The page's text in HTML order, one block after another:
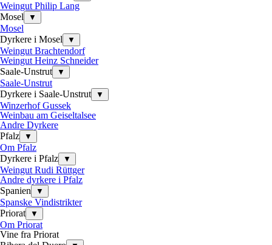
Weingut Philip Lang
Mosel
▼
Mosel
Dyrkere i Mosel
▼
Weingut Brachtendorf
Weingut Heinz Schneider
Saale-Unstrut
▼
Saale-Unstrut
Dyrkere i Saale-Unstrut
▼
Winzerhof Gussek
Weinbau am Geiseltalsee
Andre Dyrkere
Pfalz
▼
Om Pfalz
Dyrkere i Pfalz
▼
Weingut Rudi Rüttger
Andre dyrkere i Pfalz
Spanien
▼
Spanske Vindistrikter
Priorat
▼
Om Priorat
Vine fra Priorat